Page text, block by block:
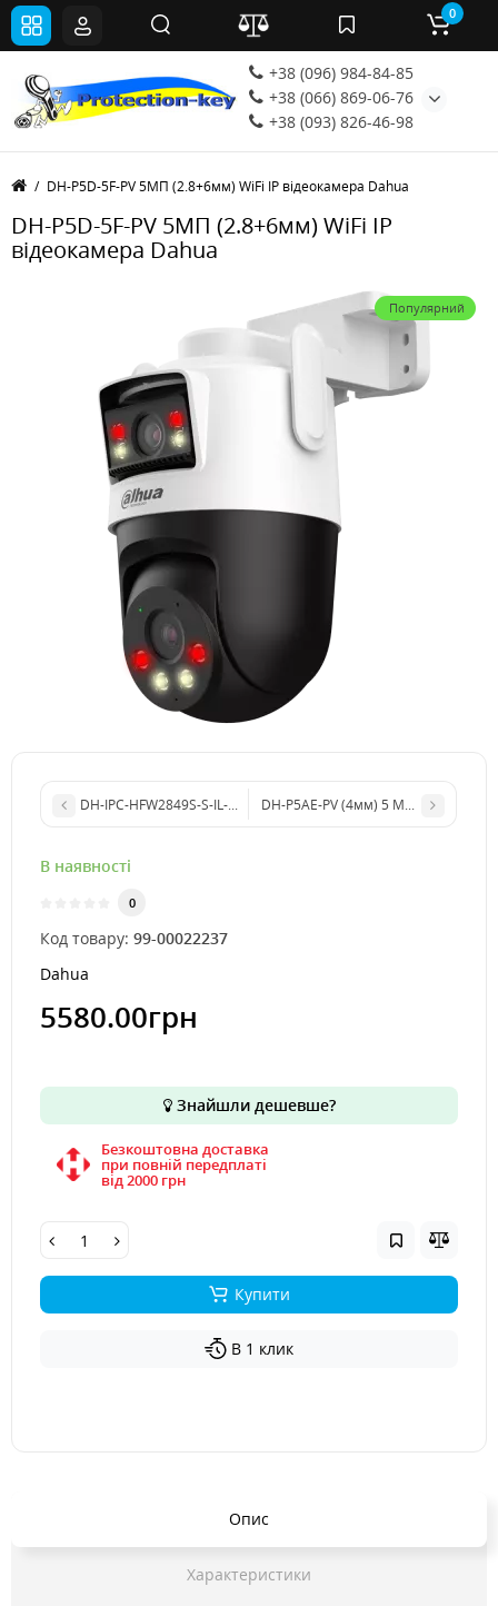
+38 (096) 984-84-85
+38 (066) 869-06-76
+38 (093) 826-46-98
0
DH-P5D-5F-PV 5МП (2.8+6мм) WiFi IP відеокамера Dahua
DH-P5D-5F-PV 5МП (2.8+6мм) WiFi IP
відеокамера Dahua
Популярний
DH-IPC-HFW2849S-S-IL-BE (2.8мм) 8 МП гібридне освітлення
DH-P5AE-PV (4мм) 5 MP Smart Dual
В наявності
0
Код товару: 99-00022237
Dahua
5580.00грн
Знайшли дешевше?
Безкоштовна доставка
при повній передплаті
вiд 2000 грн
Купити
В 1 клик
Опис
Характеристики